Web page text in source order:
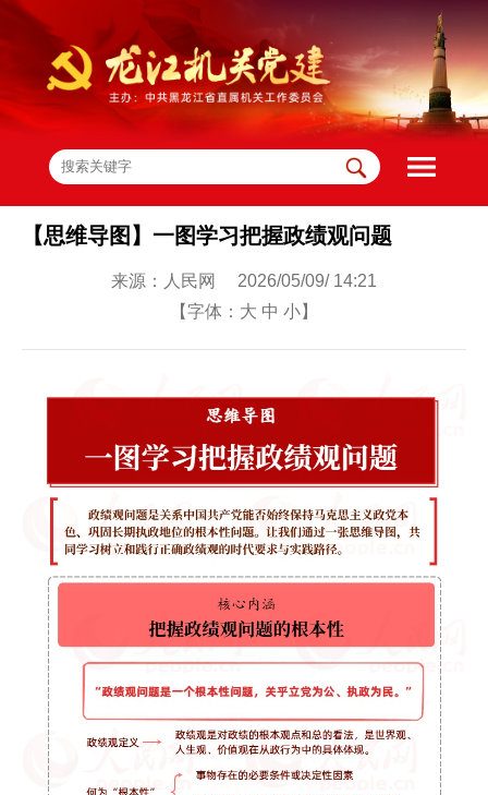
【思维导图】一图学习把握政绩观问题
来源：人民网 2026/05/09/ 14:21
【字体： 大 中 小】